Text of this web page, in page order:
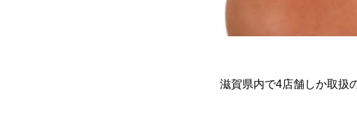
滋賀県内で4店舗しか取扱